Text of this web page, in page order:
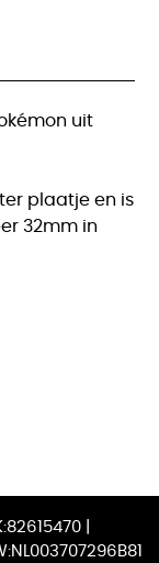
uit
plaatje en is
32mm in
|